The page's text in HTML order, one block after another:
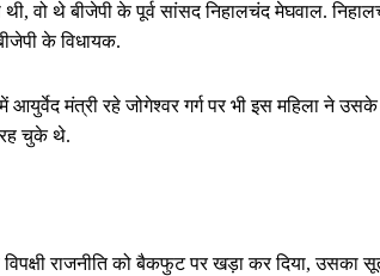
वो थे बीजेपी के पूर्व सांसद निहालचंद मेघवाल.
के विधायक.
आयुर्वेद मंत्री रहे जोगेश्वर गर्ग पर भी इस महिला ने
रह चुके थे.
राजनीति को बैकफुट पर खड़ा कर दिया, उसका